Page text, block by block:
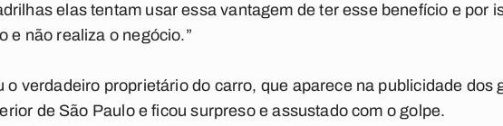
elas tentam usar essa vantagem de ter esse benefício e por
e não realiza o negócio.”
o verdadeiro proprietário do carro, que aparece na publicidade dos
de São Paulo e ficou surpreso e assustado com o golpe.